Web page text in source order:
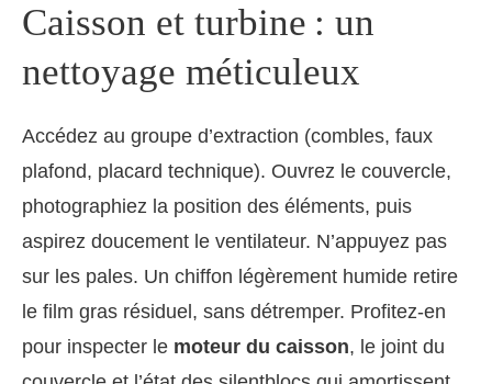
Caisson et turbine : un
nettoyage méticuleux
Accédez au groupe d’extraction (combles, faux
plafond, placard technique). Ouvrez le couvercle,
photographiez la position des éléments, puis
aspirez doucement le ventilateur. N’appuyez pas
sur les pales. Un chiffon légèrement humide retire
le film gras résiduel, sans détremper. Profitez-en
pour inspecter le moteur du caisson, le joint du